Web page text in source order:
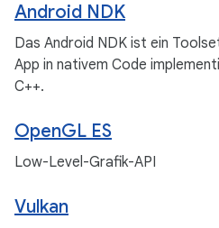
Android NDK
Das Android NDK ist ein
App in nativem Code
C++.
OpenGL ES
Low-Level-Grafik-API
Vulkan